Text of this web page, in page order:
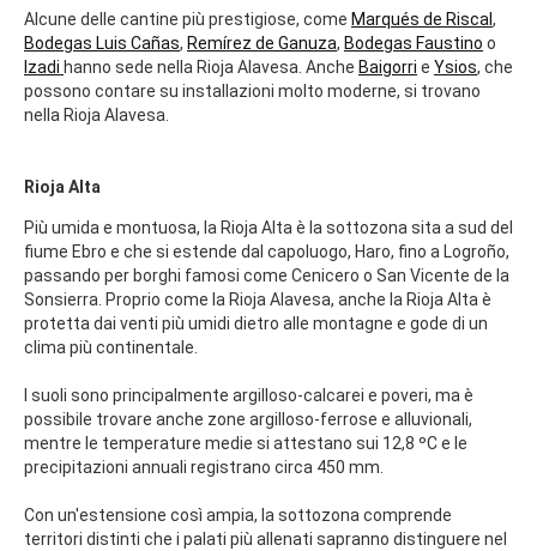
Alcune delle cantine più prestigiose, come Marqués de Riscal,
Bodegas Luis Cañas, Remírez de Ganuza, Bodegas Faustino o
Izadi hanno sede nella Rioja Alavesa. Anche Baigorri e Ysios, che
possono contare su installazioni molto moderne, si trovano
nella Rioja Alavesa.
Rioja Alta
Più umida e montuosa, la Rioja Alta è la sottozona sita a sud del
fiume Ebro e che si estende dal capoluogo, Haro, fino a Logroño,
passando per borghi famosi come Cenicero o San Vicente de la
Sonsierra. Proprio come la Rioja Alavesa, anche la Rioja Alta è
protetta dai venti più umidi dietro alle montagne e gode di un
clima più continentale.
I suoli sono principalmente argilloso-calcarei e poveri, ma è
possibile trovare anche zone argilloso-ferrose e alluvionali,
mentre le temperature medie si attestano sui 12,8 ºC e le
precipitazioni annuali registrano circa 450 mm.
Con un'estensione così ampia, la sottozona comprende
territori distinti che i palati più allenati sapranno distinguere nel